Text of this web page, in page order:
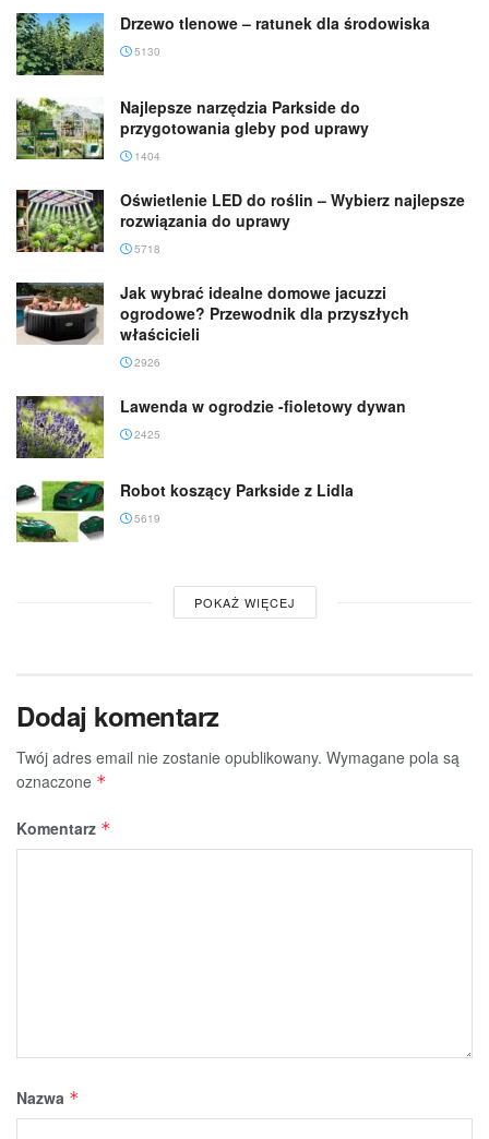
Drzewo tlenowe – ratunek dla środowiska
5130
Najlepsze narzędzia Parkside do
przygotowania gleby pod uprawy
1404
Oświetlenie LED do roślin – Wybierz najlepsze
rozwiązania do uprawy
5718
Jak wybrać idealne domowe jacuzzi
ogrodowe? Przewodnik dla przyszłych
właścicieli
2926
Lawenda w ogrodzie -fioletowy dywan
2425
Robot koszący Parkside z Lidla
5619
POKAŻ WIĘCEJ
Dodaj komentarz
Twój adres email nie zostanie opublikowany. Wymagane pola są
oznaczone *
Komentarz *
Nazwa *